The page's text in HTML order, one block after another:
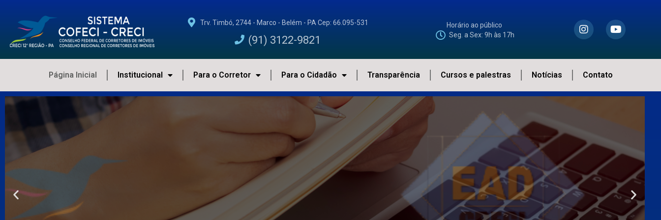
Trv. Timbó, 2744 - Marco - Belém - PA Cep: 66.095-531
(91) 3122-9821
Horário ao público
Seg. a Sex: 9h às 17h
Página Inicial Institucional Para o Corretor Para o Cidadão Transparência Cursos e palestras Notícias Contato